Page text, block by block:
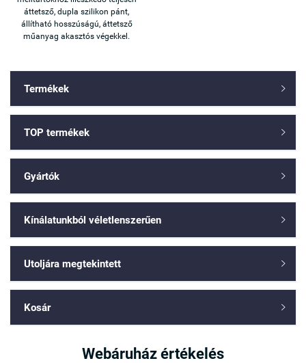
áttetsző, dupla szilikon pánt,
állítható hosszúságú, áttetsző
műanyag akasztós végekkel.
Termékek 
TOP termékek 
Gyártók 
Kínálatunkból véletlenszerűen 
Utoljára megtekintett 
Kosár 
Webáruház értékelés